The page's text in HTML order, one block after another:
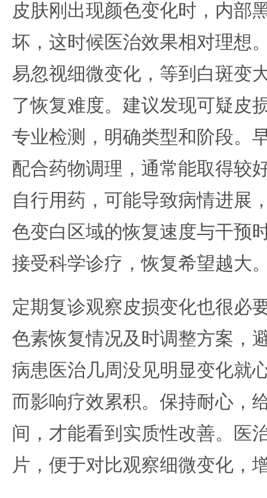
皮肤刚出现颜色变化时，内部
坏，这时候医治效果相对理想
易忽视细微变化，等到白斑变
了恢复难度。建议发现可疑皮
专业检测，明确类型和阶段。
配合药物调理，通常能取得较
自行用药，可能导致病情进展
色变白区域的恢复速度与干预
接受科学诊疗，恢复希望越大
定期复诊观察皮损变化也很必
色素恢复情况及时调整方案，
病患医治几周没见明显变化就
而影响疗效累积。保持耐心，
间，才能看到实质性改善。医
片，便于对比观察细微变化，